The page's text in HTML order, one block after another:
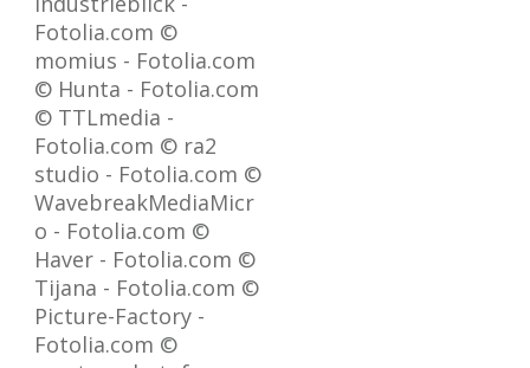
Fotolia.com ©
momius - Fotolia.com
© Hunta - Fotolia.com
© TTLmedia -
Fotolia.com © ra2
studio - Fotolia.com ©
WavebreakMediaMicr
o - Fotolia.com ©
Haver - Fotolia.com ©
Tijana - Fotolia.com ©
Picture-Factory -
Fotolia.com ©